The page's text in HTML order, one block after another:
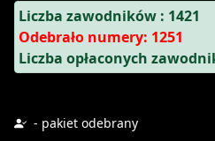
Liczba zawodników : 1421
Odebrało numery: 1251
Liczba opłaconych
- pakiet odebrany